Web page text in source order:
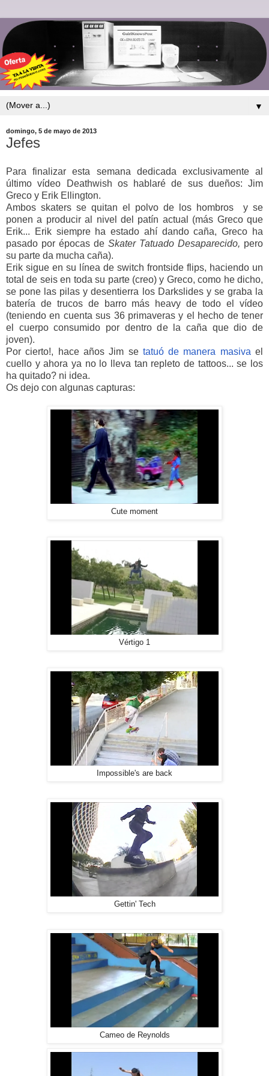
▼
domingo, 5 de mayo de 2013
Jefes
Para finalizar esta semana dedicada exclusivamente al
último vídeo Deathwish os hablaré de sus dueños: Jim
Greco y Erik Ellington.
Ambos skaters se quitan el polvo de los hombros y se
ponen a producir al nivel del patín actual (más Greco que
Erik... Erik siempre ha estado ahí dando caña, Greco ha
pasado por épocas de Skater Tatuado Desaparecido, pero
su parte da mucha caña).
Erik sigue en su línea de switch frontside flips, haciendo un
total de seis en toda su parte (creo) y Greco, como he dicho,
se pone las pilas y desentierra los Darkslides y se graba la
batería de trucos de barro más heavy de todo el vídeo
(teniendo en cuenta sus 36 primaveras y el hecho de tener
el cuerpo consumido por dentro de la caña que dio de
joven).
Por cierto!, hace años Jim se tatuó de manera masiva el
cuello y ahora ya no lo lleva tan repleto de tattoos... se los
ha quitado? ni idea.
Os dejo con algunas capturas:
Cute moment
Vértigo 1
Impossible's are back
Gettin' Tech
Cameo de Reynolds